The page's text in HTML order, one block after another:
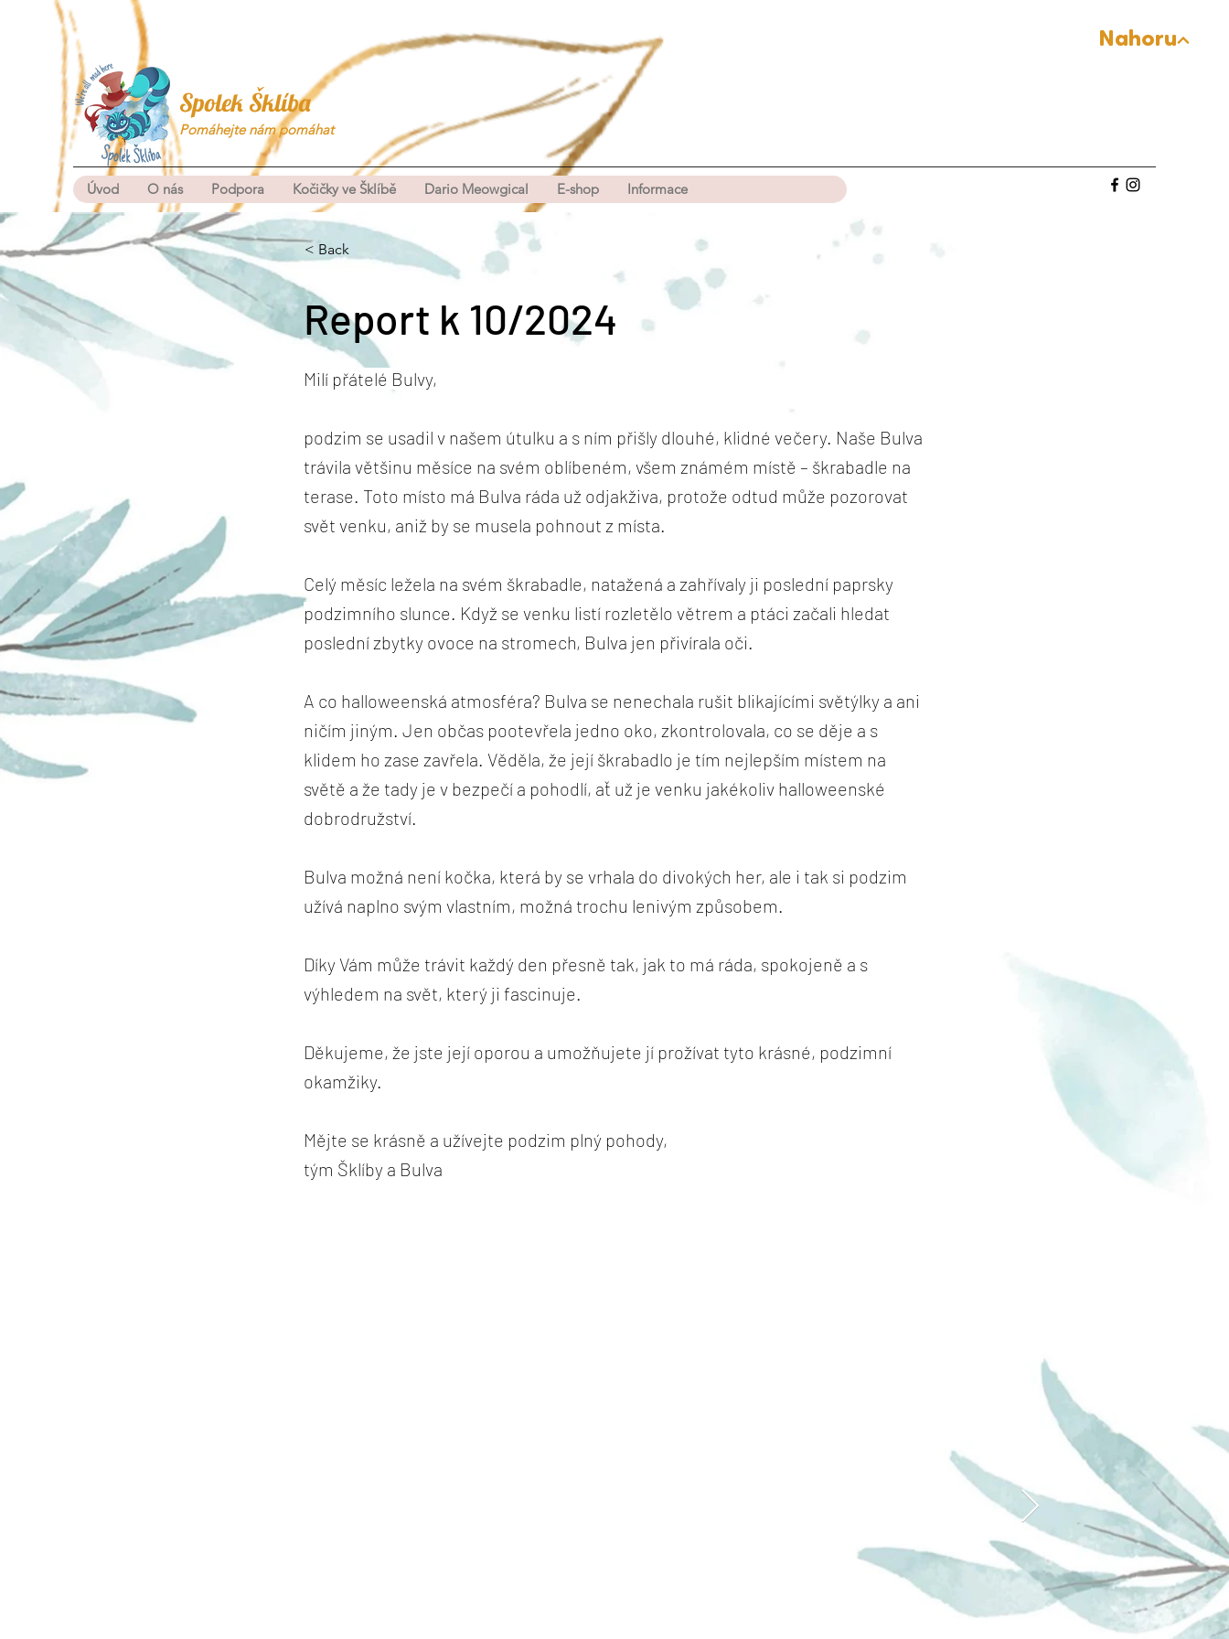
Nahoru
Spolek Šklíba
Pomáhejte nám pomáhat
Úvod O nás Podpora Kočičky ve Šklíbě Dario Meowgical E-shop Informace
< Back
Report k 10/2024
Milí přátelé Bulvy,
podzim se usadil v našem útulku a s ním přišly dlouhé, klidné večery. Naše Bulva
trávila většinu měsíce na svém oblíbeném, všem známém místě – škrabadle na
terase. Toto místo má Bulva ráda už odjakživa, protože odtud může pozorovat
svět venku, aniž by se musela pohnout z místa.
Celý měsíc ležela na svém škrabadle, natažená a zahřívaly ji poslední paprsky
podzimního slunce. Když se venku listí rozletělo větrem a ptáci začali hledat
poslední zbytky ovoce na stromech, Bulva jen přivírala oči.
A co halloweenská atmosféra? Bulva se nenechala rušit blikajícími světýlky a ani
ničím jiným. Jen občas pootevřela jedno oko, zkontrolovala, co se děje a s
klidem ho zase zavřela. Věděla, že její škrabadlo je tím nejlepším místem na
světě a že tady je v bezpečí a pohodlí, ať už je venku jakékoliv halloweenské
dobrodružství.
Bulva možná není kočka, která by se vrhala do divokých her, ale i tak si podzim
užívá naplno svým vlastním, možná trochu lenivým způsobem.
Díky Vám může trávit každý den přesně tak, jak to má ráda, spokojeně a s
výhledem na svět, který ji fascinuje.
Děkujeme, že jste její oporou a umožňujete jí prožívat tyto krásné, podzimní
okamžiky.
Mějte se krásně a užívejte podzim plný pohody,
tým Šklíby a Bulva